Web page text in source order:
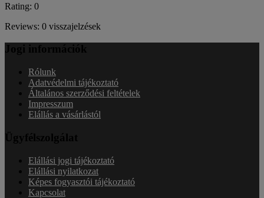
Rating: 0
Reviews: 0 visszajelzések
Jogi információk
Rólunk
Adatvédelmi tájékoztató
Általános szerződési feltételek
Impresszum
Elállás a vásárlástól
Ügyfélszolgálat
Elállási jogi tájékoztató
Elállási nyilatkozat
Képes fogyasztói tájékoztató
Kapcsolat